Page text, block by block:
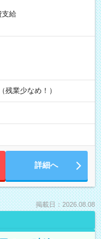
支給
業少なめ！）
詳細へ
掲載日：2026.08.08